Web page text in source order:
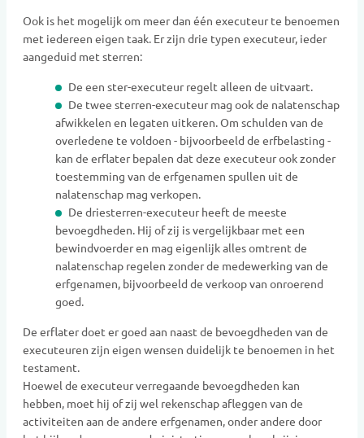
Ook is het mogelijk om meer dan één executeur te benoemen
met iedereen eigen taak. Er zijn drie typen executeur, ieder
aangeduid met sterren:
De een ster-executeur regelt alleen de uitvaart.
De twee sterren-executeur mag ook de nalatenschap
afwikkelen en legaten uitkeren. Om schulden van de
overledene te voldoen - bijvoorbeeld de erfbelasting -
kan de erflater bepalen dat deze executeur ook zonder
toestemming van de erfgenamen spullen uit de
nalatenschap mag verkopen.
De driesterren-executeur heeft de meeste
bevoegdheden. Hij of zij is vergelijkbaar met een
bewindvoerder en mag eigenlijk alles omtrent de
nalatenschap regelen zonder de medewerking van de
erfgenamen, bijvoorbeeld de verkoop van onroerend
goed.
De erflater doet er goed aan naast de bevoegdheden van de
executeuren zijn eigen wensen duidelijk te benoemen in het
testament.
Hoewel de executeur verregaande bevoegdheden kan
hebben, moet hij of zij wel rekenschap afleggen van de
activiteiten aan de andere erfgenamen, onder andere door